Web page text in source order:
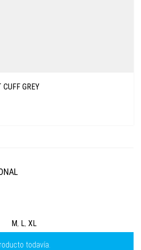
GREY
M, L, XL
todavía.